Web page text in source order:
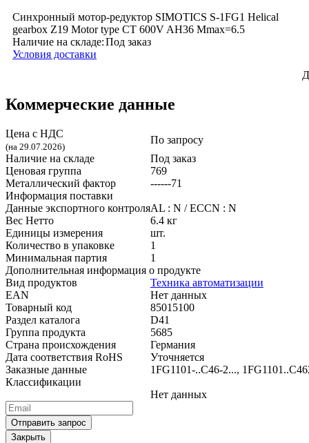
Синхронный мотор-редуктор SIMOTICS S-1FG1 Helical
gearbox Z19 Motor type CT 600V AH36 Mmax=6.5
Наличие на складе:Под заказ
Условия доставки
Коммерческие данные
Цена с НДС
(на 29.07.2026)
По запросу
Наличие на складе
Под заказ
Ценовая группа
769
Металлический фактор
------71
Информация поставки
Данные экспортного контроляAL : N / ECCN : N
Вес Нетто
6.4 кг
Единицы измерения
шт.
Количество в упаковке
1
Минимальная партия
1
Дополнительная информация о продукте
Вид продуктов
Техника автоматизации
EAN
Нет данных
Товарный код
85015100
Раздел каталога
D41
Группа продукта
5685
Страна происхождения
Германия
Дата соответствия RoHS
Уточняется
Заказные данные
1FG1101-..C46-2...,
Классификации
Нет данных
Закрыть